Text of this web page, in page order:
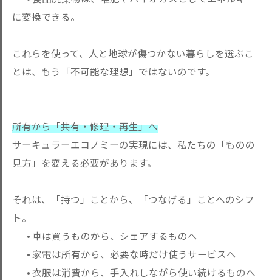
に変換できる。
これらを使って、人と地球が傷つかない暮らしを選ぶこ
とは、もう
「不可能な理想」ではないのです。
所有から「共有・修理・再生」へ
サーキュラーエコノミーの実現には、私たちの「ものの
見方」を変える必要があります。
それは、「持つ」ことから、「つなげる」ことへのシフ
ト。
• 車は買うものから、シェアするものへ
• 家電は所有から、必要な時だけ使うサービスへ
• 衣服は消費から、手入れしながら使い続けるものへ